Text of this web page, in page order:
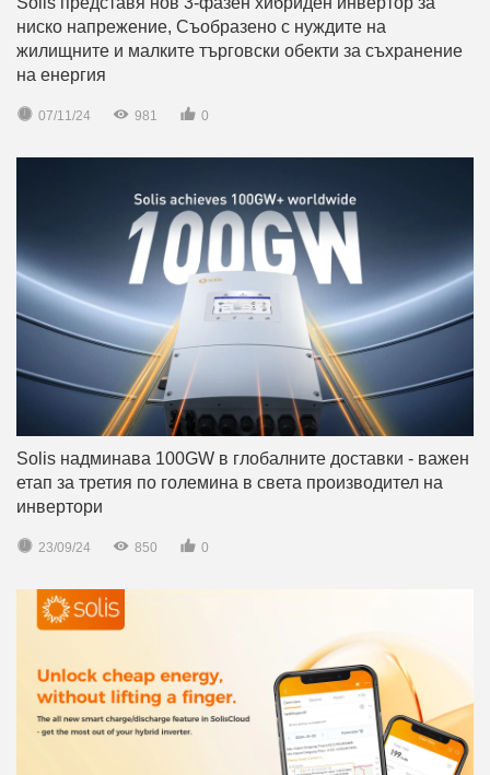
ниско напрежение, Съобразено с нуждите на
жилищните и малките търговски обекти за съхранение
на енергия
 07/11/24  981  0
Solis надминава 100GW в глобалните доставки - важен
етап за третия по големина в света производител на
инвертори
 23/09/24  850  0